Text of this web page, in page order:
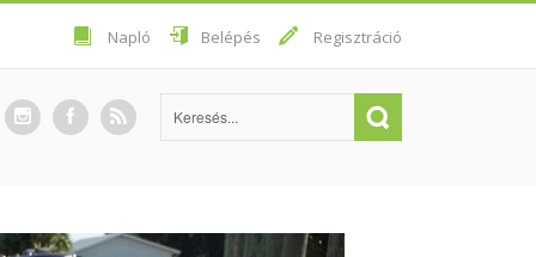
Napló Belépés Regisztráció